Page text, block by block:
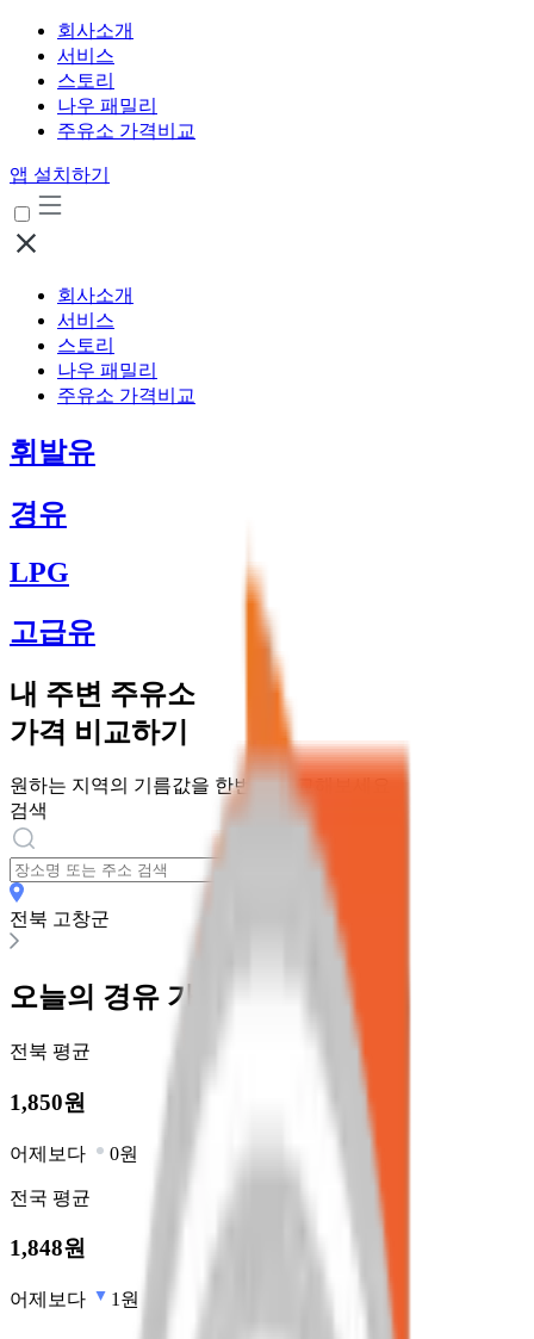
회사소개
서비스
스토리
나우 패밀리
주유소 가격비교
앱 설치하기
회사소개
서비스
스토리
나우 패밀리
주유소 가격비교
휘발유
경유
LPG
고급유
내 주변 주유소
가격 비교하기
원하는 지역의 기름값을 한번에 비교해보세요
검색
전북 고창군
오늘의 경유 가격
전북 평균
1,850원
어제보다 0원
전국 평균
1,848원
어제보다 1원